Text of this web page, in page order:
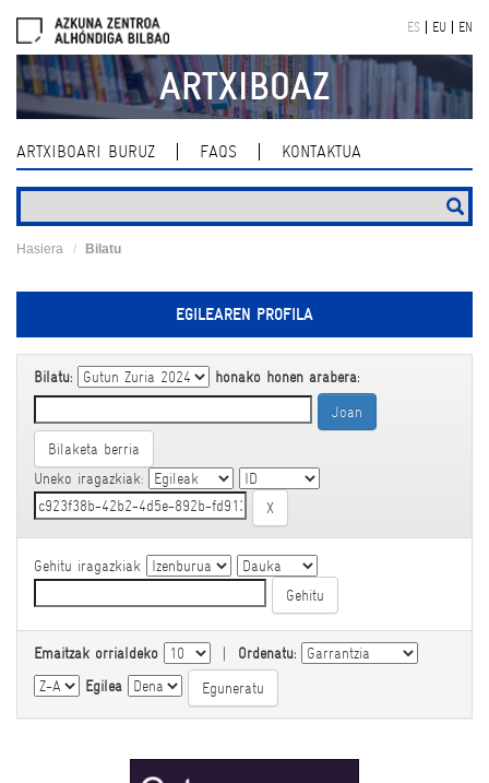
navigation
ES EU EN
ARTXIBOAZ
ARTXIBOARI BURUZ FAQS KONTAKTUA
Hasiera Bilatu
EGILEAREN PROFILA
Bilatu: honako honen arabera:
Bilaketa berria
Uneko iragazkiak:
Gehitu iragazkiak
Emaitzak orrialdeko | Ordenatu:
Egilea